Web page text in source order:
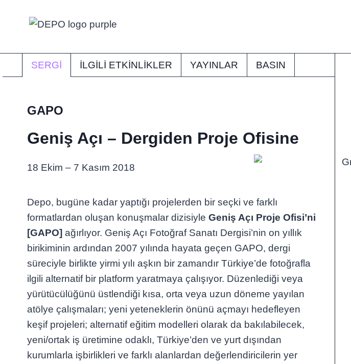
SERGI İLGİLİ ETKİNLİKLER YAYINLAR BASIN
GAPO
Geniş Açı – Dergiden Proje Ofisine
18 Ekim – 7 Kasım 2018
Depo, bugüne kadar yaptığı projelerden bir seçki ve farklı
formatlardan oluşan konuşmalar dizisiyle Geniş Açı Proje Ofisi’ni
[GAPO] ağırlıyor. Geniş Açı Fotoğraf Sanatı Dergisi’nin on yıllık
birikiminin ardından 2007 yılında hayata geçen GAPO, dergi
süreciyle birlikte yirmi yılı aşkın bir zamandır Türkiye’de fotoğrafla
ilgili alternatif bir platform yaratmaya çalışıyor. Düzenlediği veya
yürütücülüğünü üstlendiği kısa, orta veya uzun döneme yayılan
atölye çalışmaları; yeni yeteneklerin önünü açmayı hedefleyen
keşif projeleri; alternatif eğitim modelleri olarak da bakılabilecek,
yeni/ortak iş üretimine odaklı, Türkiye’den ve yurt dışından
kurumlarla işbirlikleri ve farklı alanlardan değerlendiricilerin yer